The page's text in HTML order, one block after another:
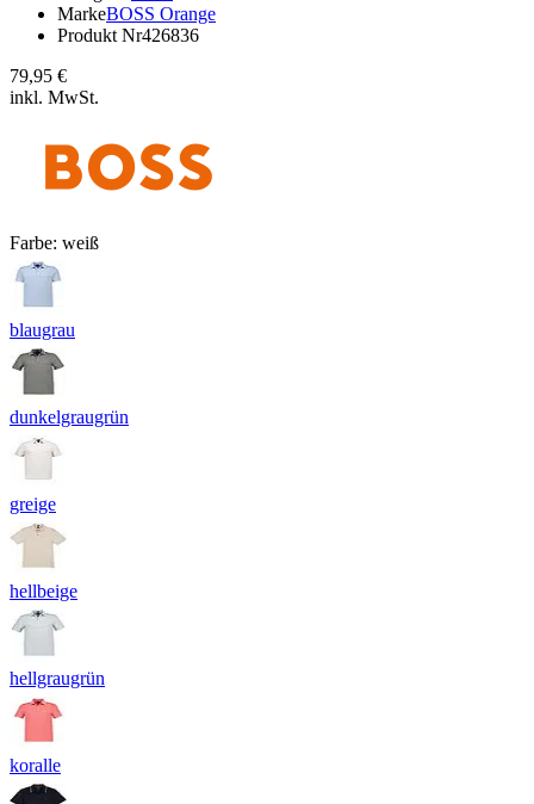
MarkeBOSS Orange
Produkt Nr426836
79,95 €
inkl. MwSt.
Farbe: weiß
blaugrau
dunkelgraugrün
greige
hellbeige
hellgraugrün
koralle